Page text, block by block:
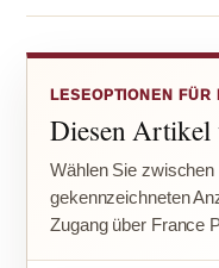
LESEOPTIONEN
Diesen Artikel
Wählen Sie
gekennzeichneten
Zugang über France